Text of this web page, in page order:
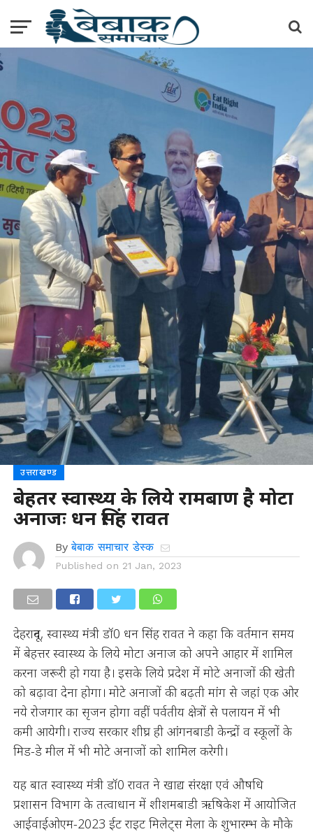
उत्तराखण्ड
बेहतर स्वास्थ्य के लिये रामबाण है मोटा
अनाजः धन सिंह रावत
By बेबाक समाचार डेस्क
Published on 21 Jan, 2023
देहरादून, स्वास्थ्य मंत्री डॉ0 धन सिंह रावत ने कहा कि वर्तमान समय
में बेहत्तर स्वास्थ्य के लिये मोटा अनाज को अपने आहार में शामिल
करना जरूरी हो गया है। इसके लिये प्रदेश में मोटे अनाजों की खेती
को बढ़ावा देना होगा। मोटे अनाजों की बढ़ती मांग से जहां एक ओर
नये रोजगार का सृजन होगा वहीं पर्वतीय क्षेत्रों से पलायन में भी
कमी आयेगी। राज्य सरकार शीघ्र ही आंगनबाडी केन्द्रों व स्कूलों के
मिड-डे मील में भी मोटे अनाजों को शामिल करेगी।
यह बात स्वास्थ्य मंत्री डॉ0 रावत ने खाद्य संरक्षा एवं औषधि
प्रशासन विभाग के तत्वाधान में शीशमबाडी ऋषिकेश में आयोजित
आईवाईओएम-2023 ईट राइट मिलेट्स मेला के शुभारम्भ के मौके